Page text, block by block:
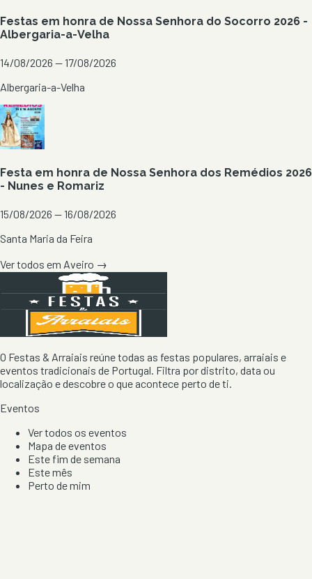
Festas em honra de Nossa Senhora do Socorro 2026 -
Albergaria-a-Velha
14/08/2026 — 17/08/2026
Albergaria-a-Velha
Festa em honra de Nossa Senhora dos Remédios 2026
- Nunes e Romariz
15/08/2026 — 16/08/2026
Santa Maria da Feira
Ver todos em Aveiro →
O Festas & Arraiais reúne todas as festas populares, arraiais e
eventos tradicionais de Portugal. Filtra por distrito, data ou
localização e descobre o que acontece perto de ti.
Eventos
Ver todos os eventos
Mapa de eventos
Este fim de semana
Este mês
Perto de mim